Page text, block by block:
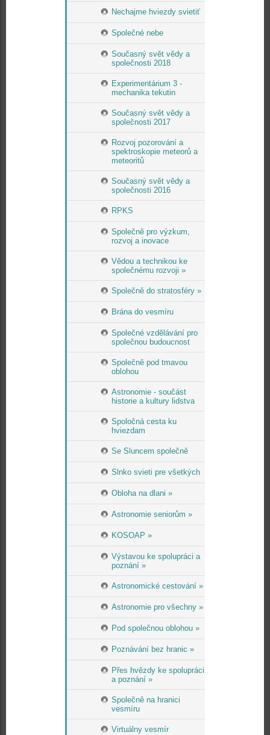
Nechajme hviezdy svietiť
Společné nebe
Současný svět vědy a
společnosti 2018
Experimentárium 3 -
mechanika tekutin
Současný svět vědy a
společnosti 2017
Rozvoj pozorování a
spektroskopie meteorů a
meteoritů
Současný svět vědy a
společnosti 2016
RPKS
Společně pro výzkum,
rozvoj a inovace
Vědou a technikou ke
společnému rozvoji »
Společně do stratosféry »
Brána do vesmíru
Společné vzdělávání pro
společnou budoucnost
Společně pod tmavou
oblohou
Astronomie - součást
historie a kultury lidstva
Spoločná cesta ku
hviezdam
Se Sluncem společně
Slnko svieti pre všetkých
Obloha na dlani »
Astronomie seniorům »
KOSOAP »
Výstavou ke spolupráci a
poznání »
Astronomické cestování »
Astronomie pro všechny »
Pod společnou oblohou »
Poznávání bez hranic »
Přes hvězdy ke spolupráci
a poznání »
Společně na hranici
vesmíru
Virtuálny vesmír